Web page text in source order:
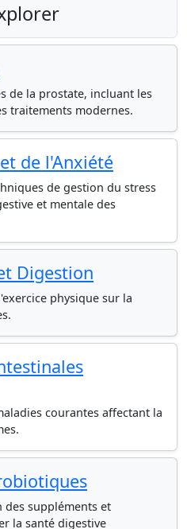
de la prostate, incluant les
traitements modernes.
de l'Anxiété
de gestion du stress
et mentale des
Digestion
physique sur la
courantes affectant la
suppléments et
la santé digestive